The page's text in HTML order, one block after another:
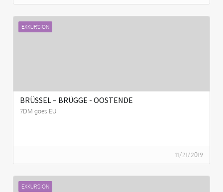
EXKURSION
BRÜSSEL – BRÜGGE - OOSTENDE
7DM goes EU
11/21/2019
EXKURSION